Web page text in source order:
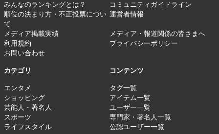
みんなのランキングとは？
コミュニティガイドライン
順位の決まり方・不正投票につい
て
運営者情報
メディア掲載実績
メディア・報道関係の皆さまへ
利用規約
プライバシーポリシー
お問い合わせ
カテゴリ
エンタメ
ショッピング
芸能人・著名人
スポーツ
ライフスタイル
コンテンツ
タグ一覧
アイテム一覧
ユーザー一覧
専門家・著名人一覧
公認ユーザー一覧